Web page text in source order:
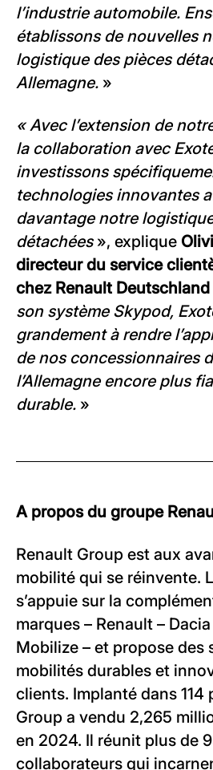
l’industrie automobile.
établissons de nouvelles
logistique des pièces
Allemagne. »
« Avec l’extension de
la collaboration avec
investissons
technologies innovantes
davantage notre
détachées», explique
directeur du service
chez Renault Deutschland
son système Skypod,
grandement à rendre
de nos concessionnaires
l’Allemagne encore plus
durable. »
A propos du groupe
Renault Group est aux
mobilité qui se réinvente.
s’appuie sur la
marques – Renault –
Mobilize – et propose des
mobilités durables et
clients. Implanté dans 114
Group a vendu 2,265
en 2024. Il réunit plus de
collaborateurs qui